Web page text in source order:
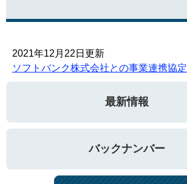
2021年12月22日更新
ソフトバンク株式会社との事業連携協定
最新情報
バックナンバー